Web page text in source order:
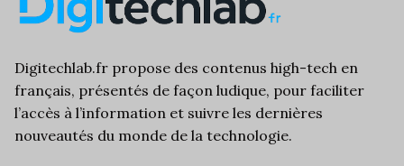
Digitechlab.fr propose des contenus high-tech en
français, présentés de façon ludique, pour faciliter
l’accès à l’information et suivre les dernières
nouveautés du monde de la technologie.